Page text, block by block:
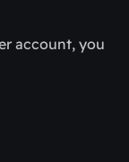
account, you